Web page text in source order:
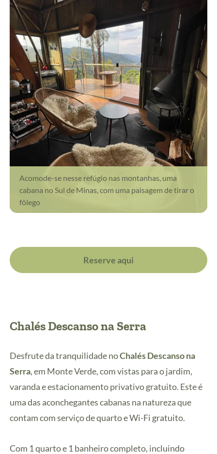
Acomode-se nesse refúgio nas montanhas, uma
cabana no Sul de Minas, com uma paisagem de tirar o
fôlego
Reserve aqui
Chalés Descanso na Serra
Desfrute da tranquilidade noChalés Descanso na
Serra, em Monte Verde, com vistas para o jardim,
varanda e estacionamento privativo gratuito. Este é
uma das aconchegantes cabanas na natureza que
contam com serviço de quarto e Wi-Fi gratuito.
Com 1 quarto e 1 banheiro completo, incluindo